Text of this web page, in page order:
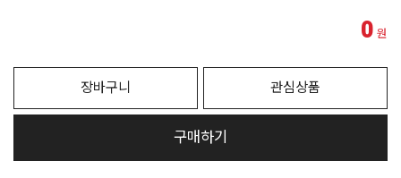
0 원
장바구니 관심상품
구매하기